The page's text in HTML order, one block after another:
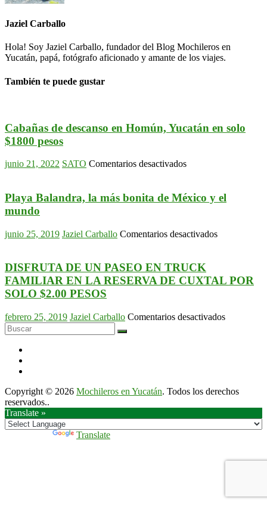
Jaziel Carballo
Hola! Soy Jaziel Carballo, fundador del Blog Mochileros en
Yucatán, papá, fotógrafo aficionado y amante de los viajes.
También te puede gustar
Cabañas de descanso en Homún, Yucatán en solo
$1800 pesos
junio 21, 2022 SATO Comentarios desactivadosen
descanso
en
en
pesos
Playa Balandra, la más bonita de México y el
mundo
junio 25, 2019 Jaziel Carballo Comentarios desactivadosen
más
bonita
y
DISFRUTA DE UN PASEO EN TRUCK
FAMILIAR EN LA RESERVA DE CUXTAL POR
SOLO $2.00 PESOS
febrero 25, 2019 Jaziel Carballo Comentarios desactivadosen
RESERVA
Copyright © 2026 Mochileros en Yucatán. Todos los derechos
reservados..
Translate »
Translate